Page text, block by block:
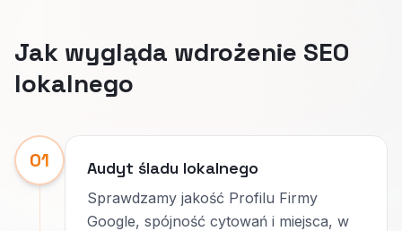
Jak wygląda wdrożenie SEO
lokalnego
01 Audyt śladu lokalnego
Sprawdzamy jakość Profilu Firmy
Google, spójność cytowań i miejsca, w